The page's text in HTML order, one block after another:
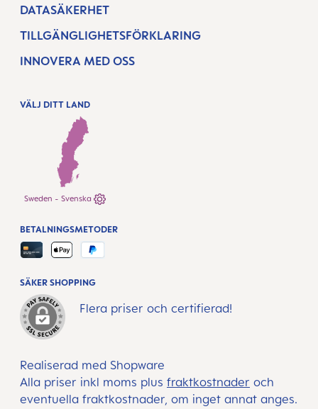
DATASÄKERHET
TILLGÄNGLIGHETSFÖRKLARING
INNOVERA MED OSS
VÄLJ DITT LAND
Sweden - Svenska
Realiserad med Shopware
Alla priser inkl moms plus fraktkostnader och
eventuella fraktkostnader, om inget annat anges.
SÄKER SHOPPING
Flera priser och certifierad!
BETALNINGSMETODER